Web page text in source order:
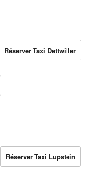
Réserver Taxi Dettwiller
Réserver Taxi Lupstein